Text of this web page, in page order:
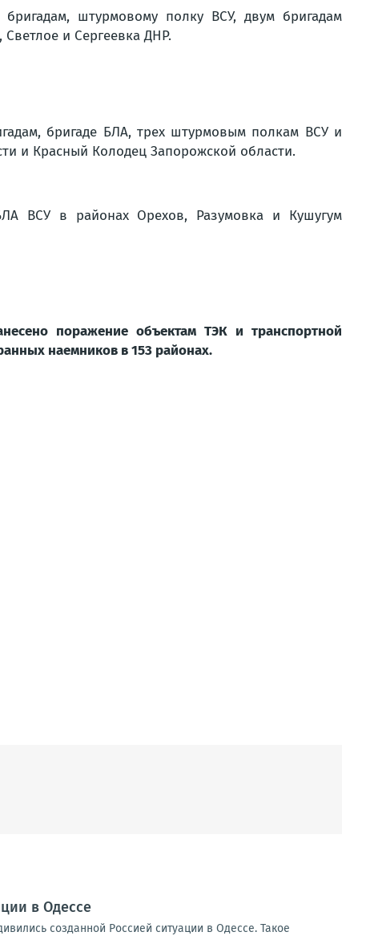
штурмовому полку ВСУ, двум бригадам
и Сергеевка ДНР.
бригаде БЛА, трех штурмовым полкам ВСУ и
и Красный Колодец Запорожской области.
ВСУ в районах Орехов, Разумовка и Кушугум
поражение объектам ТЭК и транспортной
наемников в 153 районах.
в Одессе
созданной Россией ситуации в Одессе. Такое